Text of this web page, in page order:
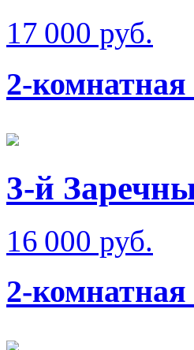
17 000 руб.
2-
3-й
16 000 руб.
2-